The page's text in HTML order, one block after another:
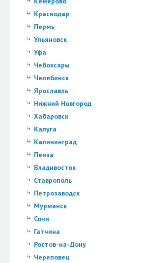
Краснодар
Пермь
Ульяновск
Уфа
Чебоксары
Челябинск
Ярославль
Нижний Новгород
Хабаровск
Калуга
Калининград
Пенза
Владивосток
Ставрополь
Петрозаводск
Мурманск
Сочи
Гатчина
Ростов-на-Дону
Череповец